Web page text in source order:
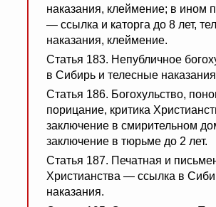
наказания, клеймение; в ином
— ссылка и каторга до 8 лет,
наказания, клеймение.
Статья 183. Непубличное
в Сибирь и телесные
Статья 186. Богохульство,
порицание, критика
заключение в смирительном
заключение в тюрьме до 2 лет.
Статья 187. Печатная и
Христианства — ссылка в
наказания.